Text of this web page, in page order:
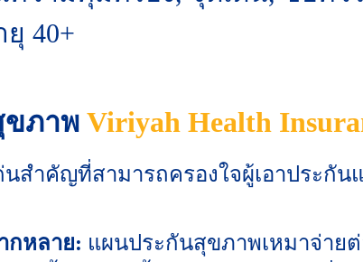
40+
ขภาพ Viriyah Health
สำคัญที่สามารถครองใจผู้เอาประกัน
กหลาย: แผนประกันสุขภาพเหมาจ่าย